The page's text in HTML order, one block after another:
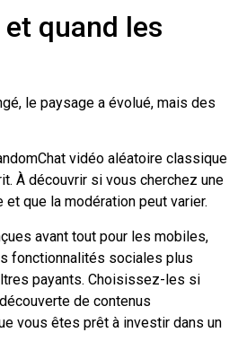
quand les
le paysage a évolué, mais des
Chat vidéo aléatoire classique
À découvrir si vous cherchez une
que la modération peut varier.
avant tout pour les mobiles,
fonctionnalités sociales plus
payants. Choisissez-les si
de contenus
vous êtes prêt à investir dans un